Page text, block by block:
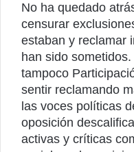
No ha quedado
censurar
estaban y reclamar
han sido
tampoco
sentir reclamando
las voces políticas
oposición
activas y críticas